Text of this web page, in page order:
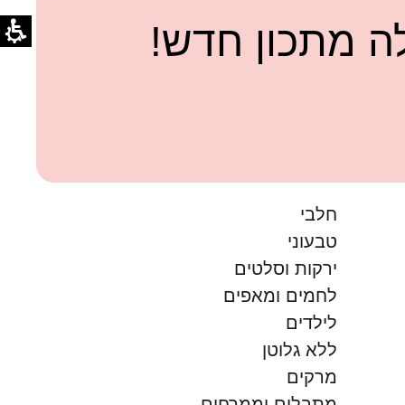
מתכון חדש!
חלבי
טבעוני
ירקות וסלטים
לחמים ומאפים
לילדים
ללא גלוטן
מרקים